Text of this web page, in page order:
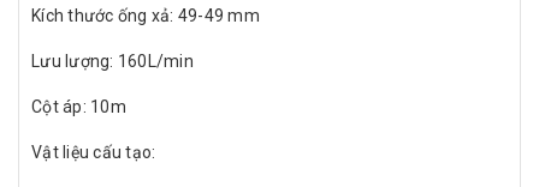
Kích thước ống xả: 49-49 mm
Lưu lượng: 160L/min
Cột áp: 10m
Vật liệu cấu tạo: